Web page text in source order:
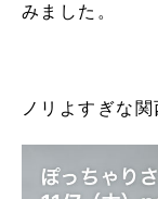
みました。
ノリよすぎな